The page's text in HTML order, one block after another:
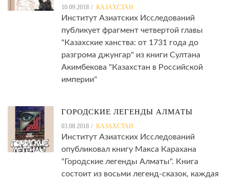
10.09.2018 КАЗАХСТАН
Институт Азиатских Исследований
публикует фрагмент четвертой главы
"Казахские ханства: от 1731 года до
разгрома джунгар" из книги Султана
Акимбекова "Казахстан в Российской
империи"
ГОРОДСКИЕ ЛЕГЕНДЫ АЛМАТЫ
03.08.2018 КАЗАХСТАН
Институт Азиатских Исследований
опубликовал книгу Макса Карахана
"Городские легенды Алматы". Книга
состоит из восьми легенд-сказок, каждая